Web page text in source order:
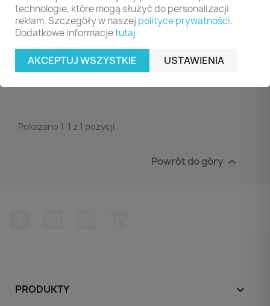
10szt., Czarna
28,99 zł

Pokazano 1-1 z 1 pozycji
Powrót do góry 
PRODUKTY 
technologie, które mogą służyć do personalizacji
reklam. Szczegóły w naszej polityce prywatności.
Dodatkowe informacjetutaj
AKCEPTUJ WSZYSTKIE USTAWIENIA